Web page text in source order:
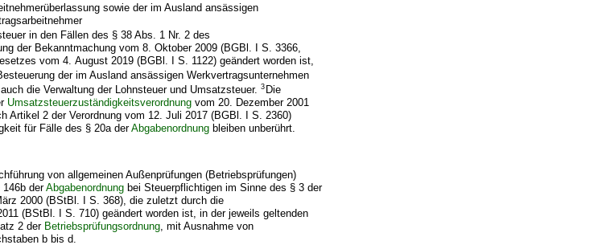
sowie der im Ausland ansässigen
in den Fällen des § 38 Abs. 1 Nr. 2 des
der Bekanntmachung vom 8. Oktober 2009 (BGBl. I S. 3366,
vom 4. August 2019 (BGBl. I S. 1122) geändert worden ist,
der im Ausland ansässigen Werkvertragsunternehmen
die Verwaltung der Lohnsteuer und Umsatzsteuer. 3 Die
Umsatzsteuerzuständigkeitsverordnungvom 20. Dezember 2001
Artikel 2 der Verordnung vom 12. Juli 2017 (BGBl. I S. 2360)
für Fälle des § 20a derAbgabenordnungbleiben unberührt.
von allgemeinen Außenprüfungen (Betriebsprüfungen)
146b derAbgabenordnung bei Steuerpflichtigen im Sinne des § 3 der
2000 (BStBl. I S. 368), die zuletzt durch die
(BStBl. I S. 710) geändert worden ist, in der jeweils geltenden
2 der Betriebsprüfungsordnung, mit Ausnahme von
b bis d.